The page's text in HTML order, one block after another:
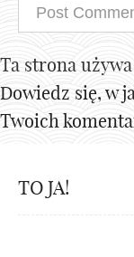
Ta strona
Dowiedz się, w
Twoich
TO JA!